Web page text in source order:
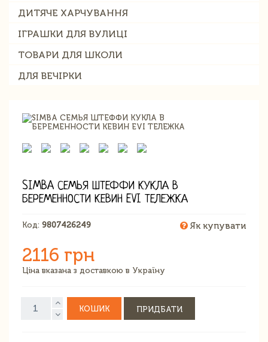
ДИТЯЧЕ ХАРЧУВАННЯ
ІГРАШКИ ДЛЯ ВУЛИЦІ
ТОВАРИ ДЛЯ ШКОЛИ
ДЛЯ ВЕЧІРКИ
SIMBA СЕМЬЯ ШТЕФФИ КУКЛА В
БЕРЕМЕННОСТИ КЕВИН EVI ТЕЛЕЖКА
Код: 9807426249 Як купувати
2116 грн
Ціна вказана з доставкою в Україну
КОШИК ПРИДБАТИ